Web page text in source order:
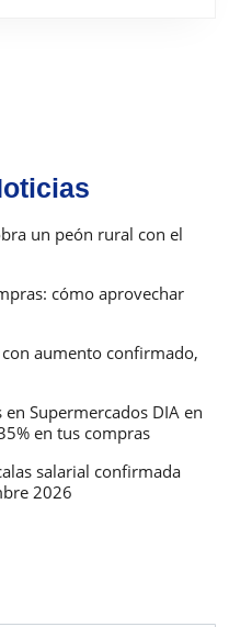
un peón rural con el
cómo aprovechar
con aumento confirmado,
Supermercados DIA en
en tus compras
salarial confirmada
2026